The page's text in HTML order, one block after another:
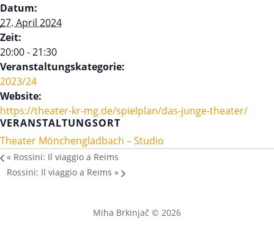
Datum:
27. April 2024
Zeit:
20:00 - 21:30
Veranstaltungskategorie:
2023/24
Website:
https://theater-kr-mg.de/spielplan/das-junge-theater/
VERANSTALTUNGSORT
Theater Mönchengladbach – Studio
« Rossini: Il viaggio a Reims
Rossini: Il viaggio a Reims »
Miha Brkinjač © 2026